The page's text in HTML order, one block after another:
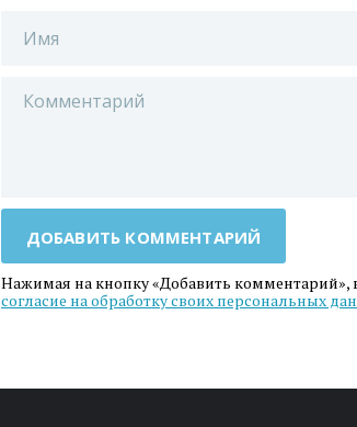
ДОБАВИТЬ КОММЕНТАРИЙ
Нажимая на кнопку «Добавить комментарий»,
согласие на обработку своих персональных